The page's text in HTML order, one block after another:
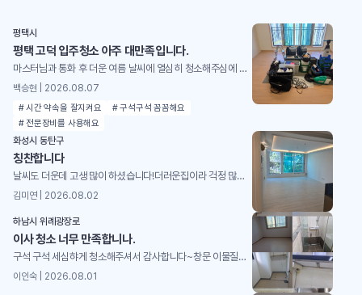
평택시
평택 고덕 입주청소 아주 대만족입니다.
마스터님과 통화 후 더운 여름 날씨에 열심히 청소해주심에 감사드리며, 특히 바쁘시고 힘드실텐데, 문제점이나 이런 부분은 어떻게 청소해야 하는지 등 방법론에 대해 아주 자세하게 설명해주셨습니다. 다음에 기회가 되거나 추천한다면 영구크린 청소 적극 추천하도록 하겠습니다. 더운날 고생 많으셨습니다. 감사합니다.
백승현 | 2026.08.07
# 시간 약속을 잘지켜요
# 구석구석 꼼꼼해요
# 전문장비를 사용해요
화성시 동탄구
칭찬합니다
날씨도 더운데 고생 많이 하셨습니다!더러운집이라 걱정 많았는데 너무 깨끗해졌어요!
김미연 | 2026.08.02
하남시 위례광장로
이사 청소 너무 만족합니나.
구석 구석 세심햐게 청소해주셔서 감사합니다~창문 이물질도 제거 해주시고,중간 중간 공유해주시고, 의견 반영해주시고,마무리까지 완벽하게 해주셔서 매우 만족합니다.감사합니다~
이인숙 | 2026.08.01